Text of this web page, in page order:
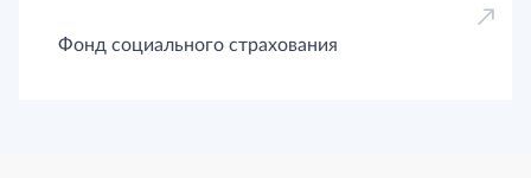
Фонд социального страхования